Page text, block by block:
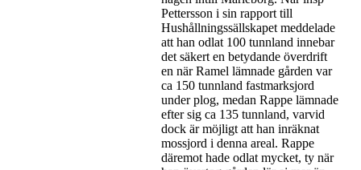
Pettersson i sin rapport till
Hushållningssällskapet meddelade
att han odlat 100 tunnland innebar
det säkert en betydande överdrift
en när Ramel lämnade gården var
ca 150 tunnland fastmarksjord
under plog, medan Rappe lämnade
efter sig ca 135 tunnland, varvid
dock är möjligt att han inräknat
mossjord i denna areal. Rappe
däremot hade odlat mycket, ty när